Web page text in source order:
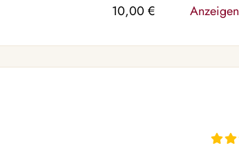
10,00 € Anzeigen